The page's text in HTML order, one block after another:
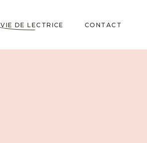
VIE DE LECTRICE CONTACT